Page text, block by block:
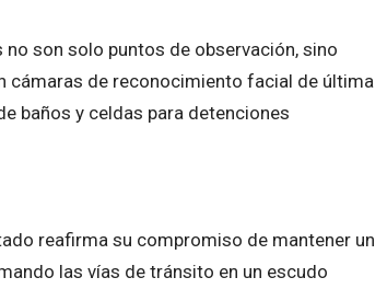
son solo puntos de observación, sino
cámaras de reconocimiento facial de última
baños y celdas para detenciones
reafirma su compromiso de mantener un
las vías de tránsito en un escudo